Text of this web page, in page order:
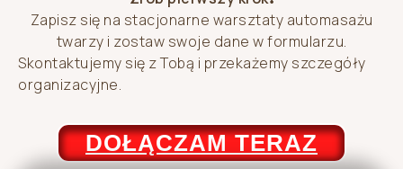
Zapisz się na stacjonarne warsztaty automasażu
twarzy i zostaw swoje dane w formularzu.
Skontaktujemy się z Tobą i przekażemy szczegóły
organizacyjne.
DOŁĄCZAM TERAZ